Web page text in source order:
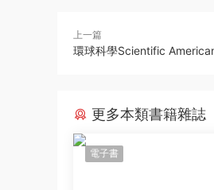
上一篇
環球科學Scientific
更多本類書籍雜誌
電子書